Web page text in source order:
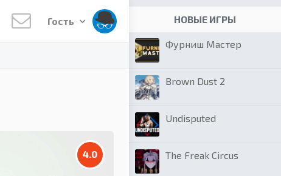
Гость
4.0
НОВЫЕ ИГРЫ
Фурниш Мастер
Brown Dust 2
Undisputed
The Freak Circus